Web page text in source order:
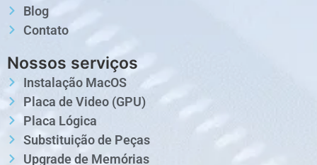
Blog
Contato
Nossos serviços
Instalação MacOS
Placa de Video (GPU)
Placa Lógica
Substituição de Peças
Upgrade de Memórias